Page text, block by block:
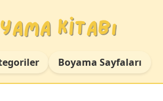
Boyama Sayfaları